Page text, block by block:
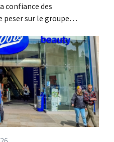
confiance des
sur le groupe
même à une légère
pour l'ensemble de